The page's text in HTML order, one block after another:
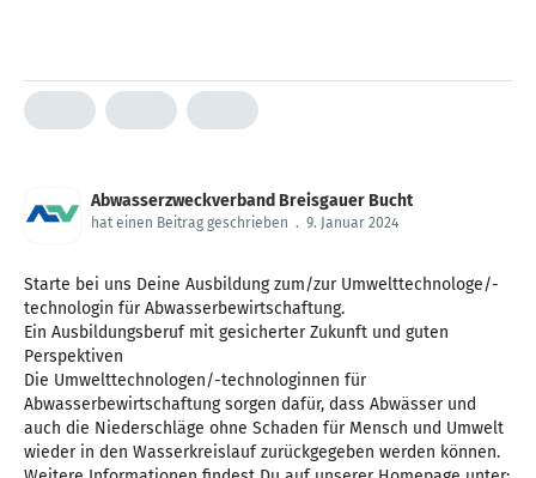
Abwasserzweckverband Breisgauer Bucht
hat einen Beitrag geschrieben . 9. Januar 2024
Starte bei uns Deine Ausbildung zum/zur Umwelttechnologe/-
technologin für Abwasserbewirtschaftung.
Ein Ausbildungsberuf mit gesicherter Zukunft und guten
Perspektiven
Die Umwelttechnologen/-technologinnen für
Abwasserbewirtschaftung sorgen dafür, dass Abwässer und
auch die Niederschläge ohne Schaden für Mensch und Umwelt
wieder in den Wasserkreislauf zurückgegeben werden können.